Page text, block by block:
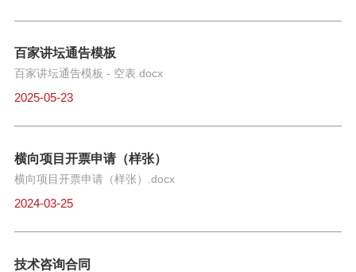
百家讲坛通告模板
百家讲坛通告模板 - 空表.docx
2025-05-23
横向项目开票申请（样张）
横向项目开票申请（样张）.docx
2024-03-25
技术咨询合同